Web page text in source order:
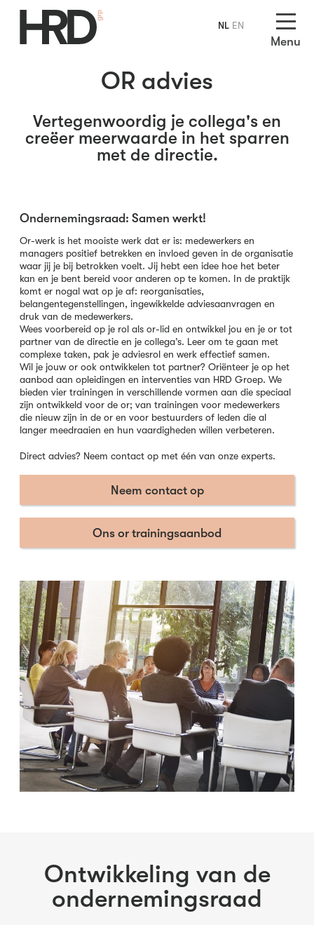
Menu
OR advies
Vertegenwoordig je collega's en
creëer meerwaarde in het sparren
met de directie.
Ondernemingsraad: Samen werkt!
Or-werk is het mooiste werk dat er is: medewerkers en
managers positief betrekken en invloed geven in de organisatie
waar jij je bij betrokken voelt. Jij hebt een idee hoe het beter
kan en je bent bereid voor anderen op te komen. In de praktijk
komt er nogal wat op je af: reorganisaties,
belangentegenstellingen, ingewikkelde adviesaanvragen en
druk van de medewerkers.
Wees voorbereid op je rol als or-lid en ontwikkel jou en je or tot
partner van de directie en je collega’s. Leer om te gaan met
complexe taken, pak je adviesrol en werk effectief samen.
Wil je jouw or ook ontwikkelen tot partner? Oriënteer je op het
aanbod aan opleidingen en interventies van HRD Groep. We
bieden vier trainingen in verschillende vormen aan die speciaal
zijn ontwikkeld voor de or; van trainingen voor medewerkers
die nieuw zijn in de or en voor bestuurders of leden die al
langer meedraaien en hun vaardigheden willen verbeteren.
Direct advies? Neem contact op met één van onze experts.
Neem contact op
Ons or trainingsaanbod
Ontwikkeling van de
ondernemingsraad
NL EN